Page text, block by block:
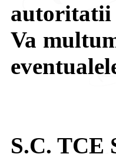
autoritatii
Va
S.C. TCE